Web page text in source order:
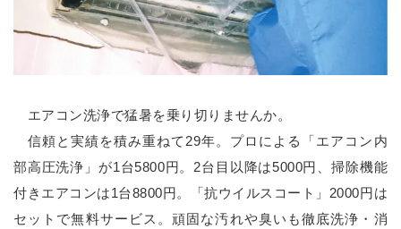
エアコン洗浄で猛暑を乗り切りませんか。
信頼と実績を積み重ねて29年。プロによる「エアコン内
部高圧洗浄」が1台5800円。2台目以降は5000円、掃除機能
付きエアコンは1台8800円。「抗ウイルスコート」2000円は
セットで無料サービス。頑固な汚れや臭いも徹底洗浄・消